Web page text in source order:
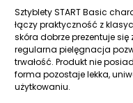
Sztyblety START Basic
łączy praktyczność z
skóra dobrze prezentuje się
regularna pielęgnacja
trwałość. Produkt nie
forma pozostaje lekka,
użytkowaniu.